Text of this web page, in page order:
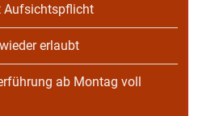
Aufsichtspflicht
erlaubt
ab Montag voll